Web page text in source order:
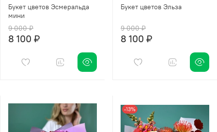
Букет цветов Эсмеральда
мини
9 000 ₽
8 100 ₽
Букет цветов Эльза
9 000 ₽
8 100 ₽
-13%